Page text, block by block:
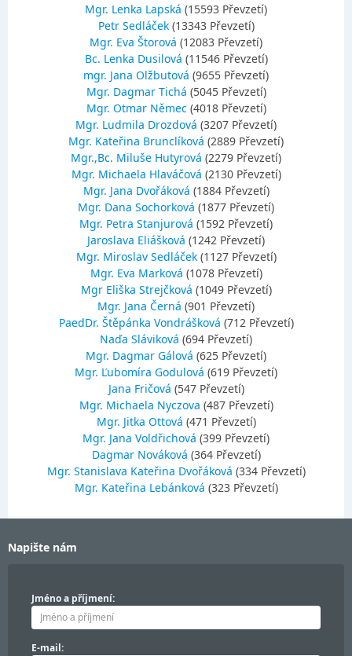
Mgr. Lenka Lapská (15593 Převzetí)
Petr Sedláček (13343 Převzetí)
Mgr. Eva Štorová (12083 Převzetí)
Bc. Lenka Dusilová (11546 Převzetí)
mgr. Jana Olžbutová (9655 Převzetí)
Mgr. Dagmar Tichá (5045 Převzetí)
Mgr. Otmar Němec (4018 Převzetí)
Mgr. Ludmila Drozdová (3207 Převzetí)
Mgr. Kateřina Brunclíková (2889 Převzetí)
Mgr.,Bc. Miluše Hutyrová (2279 Převzetí)
Mgr. Michaela Hlaváčová (2130 Převzetí)
Mgr. Jana Dvořáková (1884 Převzetí)
Mgr. Dana Sochorková (1877 Převzetí)
Mgr. Petra Stanjurová (1592 Převzetí)
Jaroslava Eliášková (1242 Převzetí)
Mgr. Miroslav Sedláček (1127 Převzetí)
Mgr. Eva Marková (1078 Převzetí)
Mgr Eliška Strejčková (1049 Převzetí)
Mgr. Jana Černá (901 Převzetí)
PaedDr. Štěpánka Vondrášková (712 Převzetí)
Naďa Sláviková (694 Převzetí)
Mgr. Dagmar Gálová (625 Převzetí)
Mgr. Ľubomíra Godulová (619 Převzetí)
Jana Fričová (547 Převzetí)
Mgr. Michaela Nyczova (487 Převzetí)
Mgr. Jitka Ottová (471 Převzetí)
Mgr. Jana Voldřichová (399 Převzetí)
Dagmar Nováková (364 Převzetí)
Mgr. Stanislava Kateřina Dvořáková (334 Převzetí)
Mgr. Kateřina Lebánková (323 Převzetí)
Napište nám
Jméno a příjmení:
E-mail: